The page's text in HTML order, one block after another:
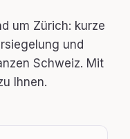
um Zürich: kurze
und
Schweiz. Mit
Ihnen.